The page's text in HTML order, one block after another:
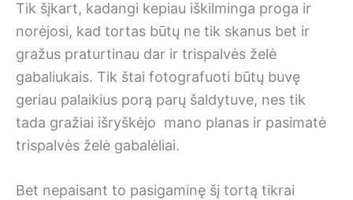
Tik šįkart, kadangi kepiau iškilminga proga ir
norėjosi, kad tortas būtų ne tik skanus bet ir
gražus praturtinau dar ir trispalvės želė
gabaliukais. Tik štai fotografuoti būtų buvę
geriau palaikius porą parų šaldytuve, nes tik
tada gražiai išryškėjo mano planas ir pasimatė
trispalvės želė gabalėliai.
Bet nepaisant to pasigaminę šį tortą tikrai